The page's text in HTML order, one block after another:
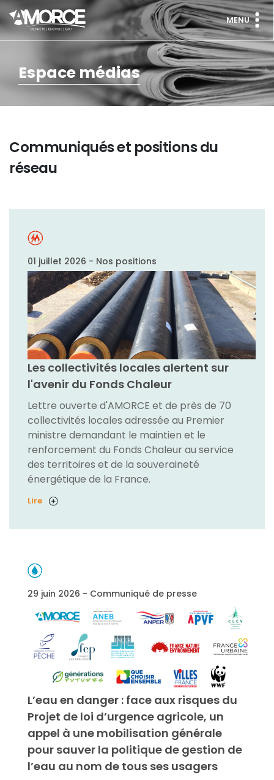
MENU
Espace médias
Communiqués et positions du
réseau
01 juillet 2026 - Nos positions
Les collectivités locales alertent sur
l'avenir du Fonds Chaleur
Lettre ouverte d'AMORCE et de près de 70
collectivités locales adressée au Premier
ministre demandant le maintien et le
renforcement du Fonds Chaleur au service
des territoires et de la souveraineté
énergétique de la France.
Lire
29 juin 2026 - Communiqué de presse
L’eau en danger : face aux risques du
Projet de loi d’urgence agricole, un
appel à une mobilisation générale
pour sauver la politique de gestion de
l’eau au nom de tous ses usagers